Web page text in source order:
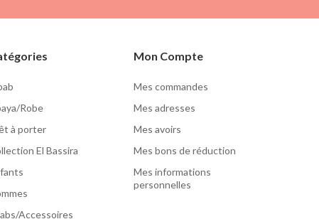
Robe
à porter
El Bassira
Accessoires
Mon Compte
Mes commandes
Mes adresses
Mes avoirs
Mes bons de réduction
Mes informations
personnelles